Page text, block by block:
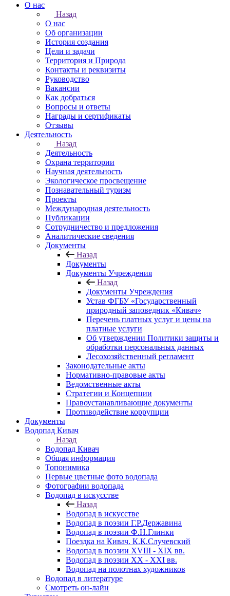
О нас
Назад
О нас
Об организации
История создания
Цели и задачи
Территория и Природа
Контакты и реквизиты
Руководство
Вакансии
Как добраться
Вопросы и ответы
Награды и сертификаты
Отзывы
Деятельность
Назад
Деятельность
Охрана территории
Научная деятельность
Экологическое просвещение
Познавательный туризм
Проекты
Международная деятельность
Публикации
Сотрудничество и предложения
Аналитические сведения
Документы
Назад
Документы
Документы Учреждения
Назад
Документы Учреждения
Устав ФГБУ «Государственный
природный заповедник «Кивач»
Перечень платных услуг и цены на
платные услуги
Об утверждении Политики защиты и
обработки персональных данных
Лесохозяйственный регламент
Законодательные акты
Нормативно-правовые акты
Ведомственные акты
Стратегии и Концепции
Правоустанавливающие документы
Противодействие коррупции
Документы
Водопад Кивач
Назад
Водопад Кивач
Общая информация
Топонимика
Первые цветные фото водопада
Фотографии водопада
Водопад в искусстве
Назад
Водопад в искусстве
Водопад в поэзии Г.Р.Державина
Водопад в поэзии Ф.Н.Глинки
Поездка на Кивач. К.К.Случевский
Водопад в поэзии XVIII - XIX вв.
Водопад в поэзии XX - XXI вв.
Водопад на полотнах художников
Водопад в литературе
Смотреть он-лайн